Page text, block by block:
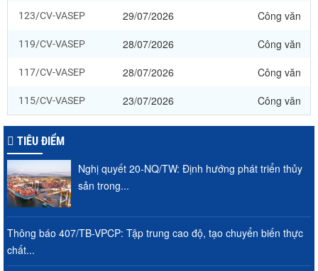
123/CV-VASEP 29/07/2026 Công văn
119/CV-VASEP 28/07/2026 Công văn
117/CV-VASEP 28/07/2026 Công văn
115/CV-VASEP 23/07/2026 Công văn
TIÊU ĐIỂM
Nghị quyết 20-NQ/TW: Định hướng phát triển thủy
sản trong...
Thông báo 407/TB-VPCP: Tập trung cao độ, tạo chuyển biến thực
chất...